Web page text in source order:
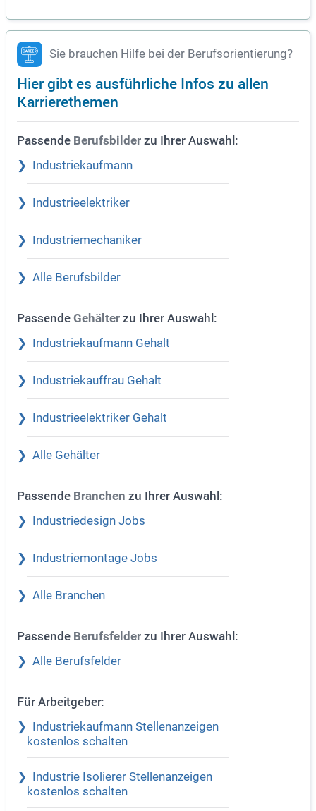
Sie brauchen Hilfe bei der Berufsorientierung?
Hier gibt es ausführliche Infos zu allen
Karrierethemen
Passende Berufsbilder zu Ihrer Auswahl:
Industriekaufmann
Industrieelektriker
Industriemechaniker
Alle Berufsbilder
Passende Gehälter zu Ihrer Auswahl:
Industriekaufmann Gehalt
Industriekauffrau Gehalt
Industrieelektriker Gehalt
Alle Gehälter
Passende Branchen zu Ihrer Auswahl:
Industriedesign Jobs
Industriemontage Jobs
Alle Branchen
Passende Berufsfelder zu Ihrer Auswahl:
Alle Berufsfelder
Für Arbeitgeber:
Industriekaufmann Stellenanzeigen
kostenlos schalten
Industrie Isolierer Stellenanzeigen
kostenlos schalten